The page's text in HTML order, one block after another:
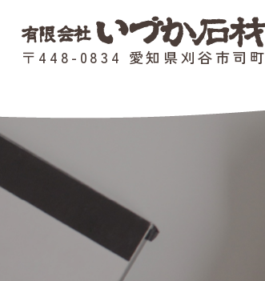
〒448-0834 愛知県刈谷市司